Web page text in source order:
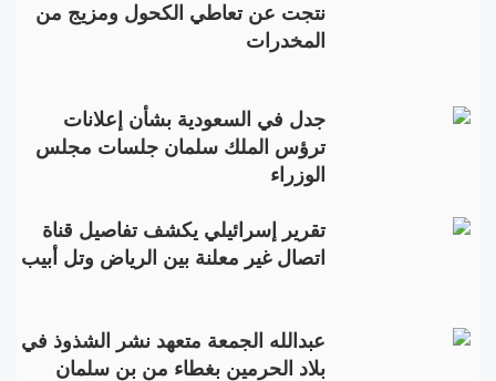
نتجت عن تعاطي الكحول ومزيج من
المخدرات
جدل في السعودية بشأن إعلانات
ترؤس الملك سلمان جلسات مجلس
الوزراء
تقرير إسرائيلي يكشف تفاصيل قناة
اتصال غير معلنة بين الرياض وتل أبيب
عبدالله الجمعة متعهد نشر الشذوذ في
بلاد الحرمين بغطاء من بن سلمان